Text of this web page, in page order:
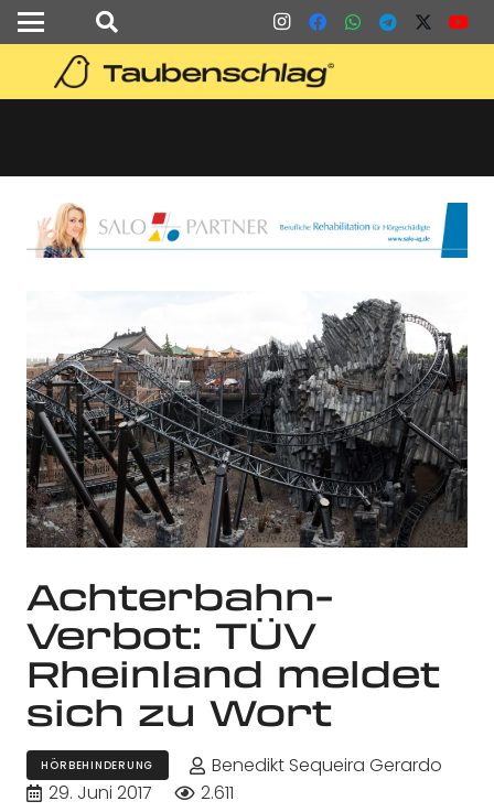
Achterbahn-
Verbot: TÜV
Rheinland meldet
sich zu Wort
HÖRBEHINDERUNG
Benedikt Sequeira Gerardo
29. Juni 2017
2.611